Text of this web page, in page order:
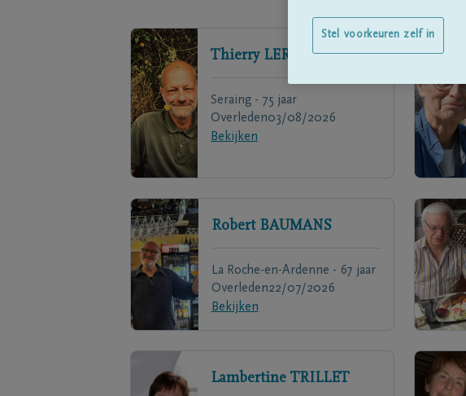
Thierry LERUTH
Seraing - 75 jaar
Overleden03/08/2026
Bekijken
Robert BAUMANS
La Roche-en-Ardenne - 67 jaar
Overleden22/07/2026
Bekijken
Lambertine TRILLET
Stel voorkeuren zelf in